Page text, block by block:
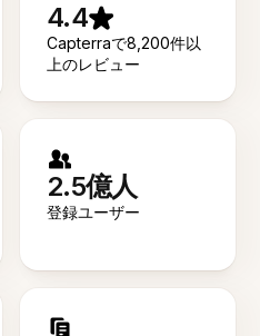
4.4
Capterraで8,200件以
上のレビュー
2.5億人
登録ユーザー